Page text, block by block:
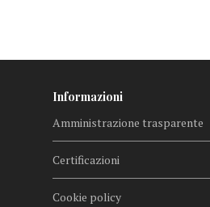
Informazioni
Amministrazione trasparente
Certificazioni
Cookie policy